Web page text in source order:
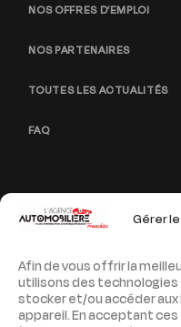
Gérer
Afin de vous offrir la
utilisons des
stocker et/ou accéder
appareil. En acceptant
NOS OFFRES D’EMPLOI
NOS PARTENAIRES
TOUTES LES ACTUALITÉS
FAQ
PAGES LÉGALES
MENTIONS LÉGALES
POLITIQUE DE